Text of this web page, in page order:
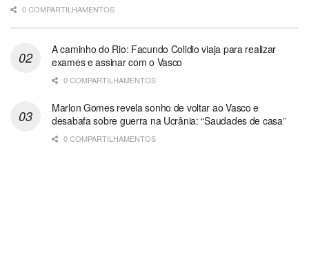
0 COMPARTILHAMENTOS
A caminho do Rio: Facundo Colidio viaja para realizar
exames e assinar com o Vasco
0 COMPARTILHAMENTOS
Marlon Gomes revela sonho de voltar ao Vasco e
desabafa sobre guerra na Ucrânia: “Saudades de casa”
0 COMPARTILHAMENTOS